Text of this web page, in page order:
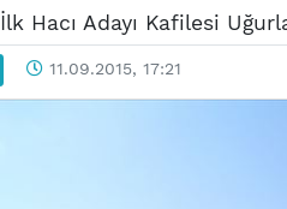
İlk Hacı Adayı Kafilesi
11.09.2015, 17:21